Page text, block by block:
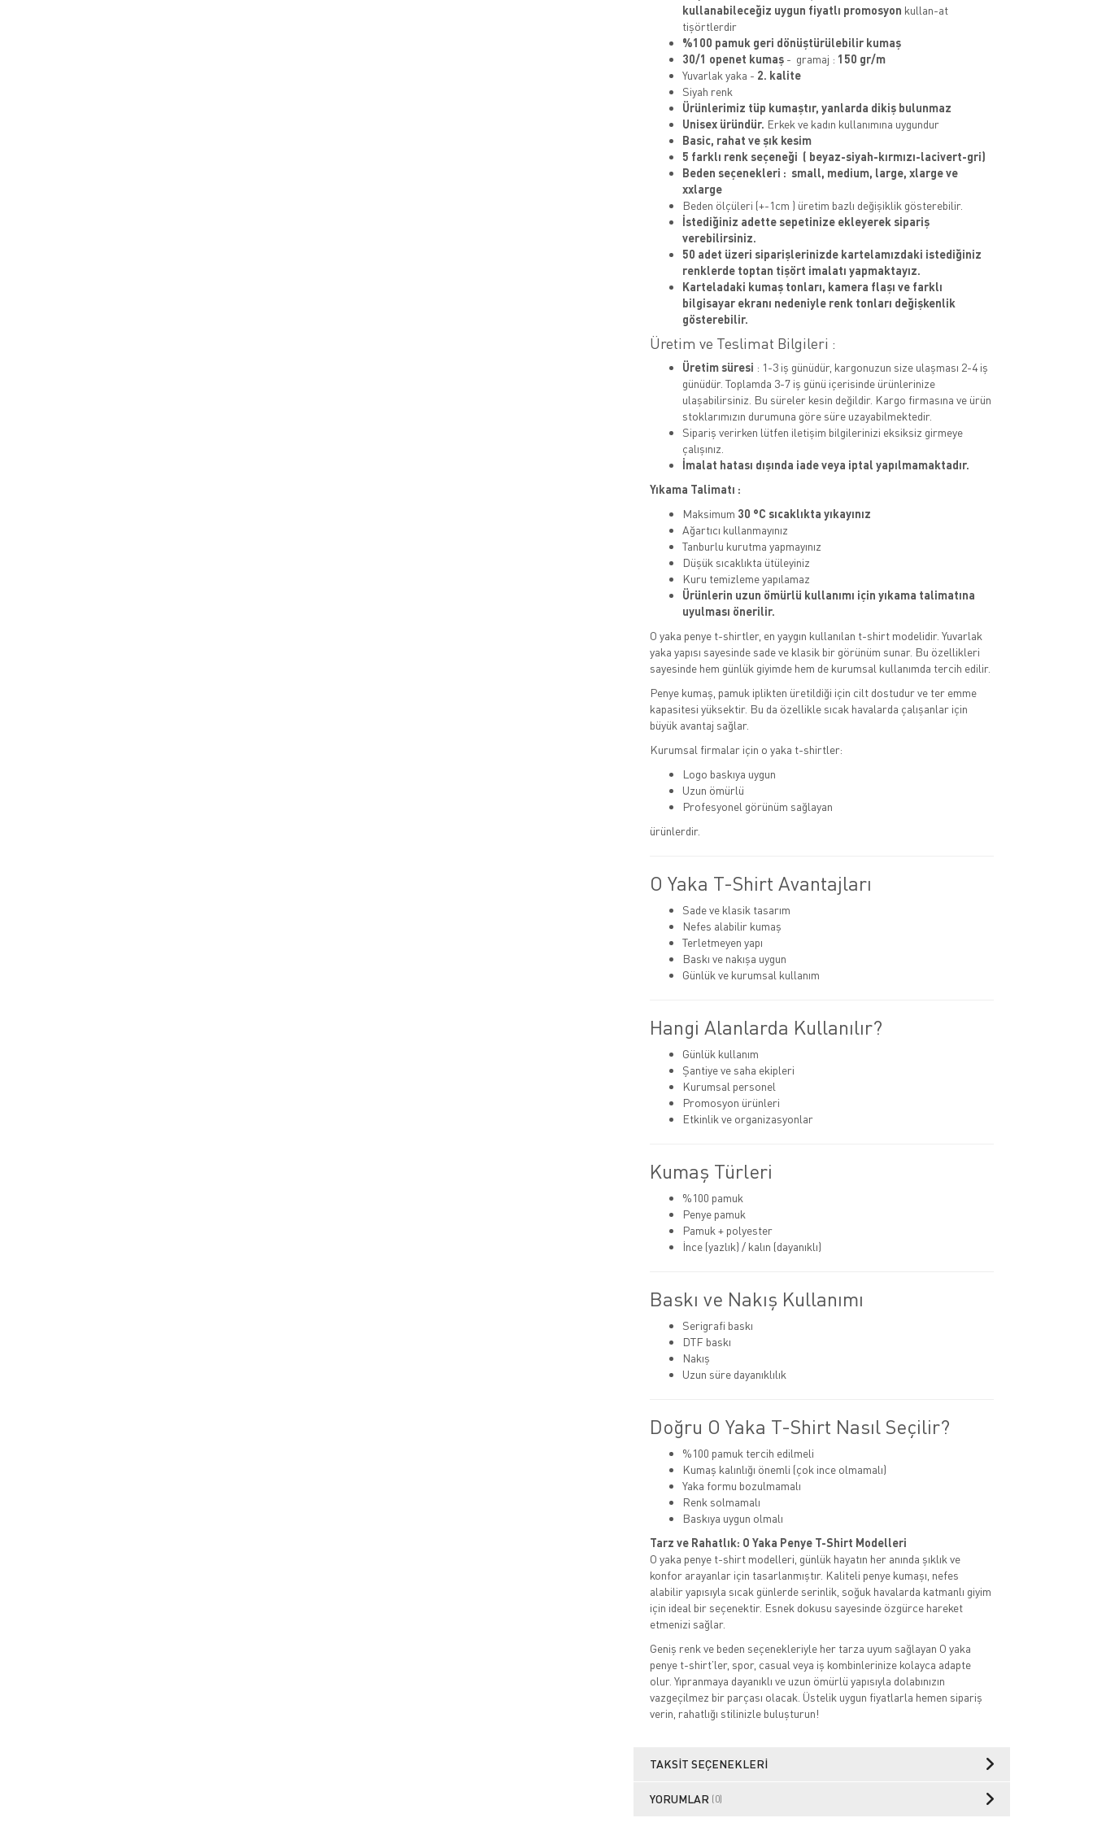
kullanabileceğiz uygun fiyatlı promosyon kullan-at
tişörtlerdir
%100 pamuk geri dönüştürülebilir kumaş
30/1 openet kumaş- gramaj : 150 gr/m
Yuvarlak yaka - 2. kalite
Siyah renk
Ürünlerimiz tüp kumaştır, yanlarda dikiş bulunmaz
Unisex üründür. Erkek ve kadın kullanımına uygundur
Basic, rahat ve şık kesim
5 farklı renk seçeneği ( beyaz-siyah-kırmızı-lacivert-gri)
Beden seçenekleri : small, medium, large, xlarge ve
xxlarge
Beden ölçüleri (+-1cm ) üretim bazlı değişiklik gösterebilir.
İstediğiniz adette sepetinize ekleyerek sipariş
verebilirsiniz.
50 adet üzeri siparişlerinizde kartelamızdaki istediğiniz
renklerde toptan tişört imalatı yapmaktayız.
Karteladaki kumaş tonları, kamera flaşı ve farklı
bilgisayar ekranı nedeniyle renk tonları değişkenlik
gösterebilir.
Üretim ve Teslimat Bilgileri :
Üretim süresi : 1-3 iş günüdür, kargonuzun size ulaşması 2-4 iş
günüdür. Toplamda 3-7 iş günü içerisinde ürünlerinize
ulaşabilirsiniz. Bu süreler kesin değildir. Kargo firmasına ve ürün
stoklarımızın durumuna göre süre uzayabilmektedir.
Sipariş verirken lütfen iletişim bilgilerinizi eksiksiz girmeye
çalışınız.
İmalat hatası dışında iade veya iptal yapılmamaktadır.
Yıkama Talimatı :
Maksimum 30 °C sıcaklıkta yıkayınız
Ağartıcı kullanmayınız
Tanburlu kurutma yapmayınız
Düşük sıcaklıkta ütüleyiniz
Kuru temizleme yapılamaz
Ürünlerin uzun ömürlü kullanımı için yıkama talimatına
uyulması önerilir.
O yaka penye t-shirtler, en yaygın kullanılan t-shirt modelidir. Yuvarlak
yaka yapısı sayesinde sade ve klasik bir görünüm sunar. Bu özellikleri
sayesinde hem günlük giyimde hem de kurumsal kullanımda tercih edilir.
Penye kumaş, pamuk iplikten üretildiği için cilt dostudur ve ter emme
kapasitesi yüksektir. Bu da özellikle sıcak havalarda çalışanlar için
büyük avantaj sağlar.
Kurumsal firmalar için o yaka t-shirtler:
Logo baskıya uygun
Uzun ömürlü
Profesyonel görünüm sağlayan
ürünlerdir.
O Yaka T-Shirt Avantajları
Sade ve klasik tasarım
Nefes alabilir kumaş
Terletmeyen yapı
Baskı ve nakışa uygun
Günlük ve kurumsal kullanım
Hangi Alanlarda Kullanılır?
Günlük kullanım
Şantiye ve saha ekipleri
Kurumsal personel
Promosyon ürünleri
Etkinlik ve organizasyonlar
Kumaş Türleri
%100 pamuk
Penye pamuk
Pamuk + polyester
İnce (yazlık) / kalın (dayanıklı)
Baskı ve Nakış Kullanımı
Serigrafi baskı
DTF baskı
Nakış
Uzun süre dayanıklılık
Doğru O Yaka T-Shirt Nasıl Seçilir?
%100 pamuk tercih edilmeli
Kumaş kalınlığı önemli (çok ince olmamalı)
Yaka formu bozulmamalı
Renk solmamalı
Baskıya uygun olmalı
Tarz ve Rahatlık: O Yaka Penye T-Shirt Modelleri
O yaka penye t-shirt modelleri, günlük hayatın her anında şıklık ve
konfor arayanlar için tasarlanmıştır. Kaliteli penye kumaşı, nefes
alabilir yapısıyla sıcak günlerde serinlik, soğuk havalarda katmanlı giyim
için ideal bir seçenektir. Esnek dokusu sayesinde özgürce hareket
etmenizi sağlar.
Geniş renk ve beden seçenekleriyle her tarza uyum sağlayan O yaka
penye t-shirt’ler, spor, casual veya iş kombinlerinize kolayca adapte
olur. Yıpranmaya dayanıklı ve uzun ömürlü yapısıyla dolabınızın
vazgeçilmez bir parçası olacak. Üstelik uygun fiyatlarla hemen sipariş
verin, rahatlığı stilinizle buluşturun!
TAKSIT SEÇENEKLERI
YORUMLAR (0)